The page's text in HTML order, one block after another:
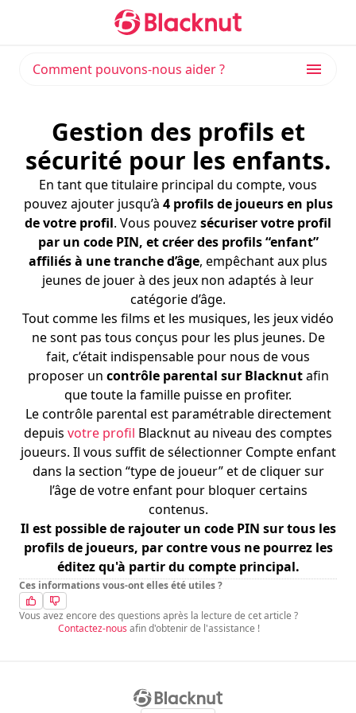
Comment pouvons-nous aider ?
Gestion des profils et
sécurité pour les enfants.
En tant que titulaire principal du compte, vous
pouvez ajouter jusqu’à 4 profils de joueurs en plus
de votre profil. Vous pouvez sécuriser votre profil
par un code PIN, et créer des profils “enfant”
affiliés à une tranche d’âge, empêchant aux plus
jeunes de jouer à des jeux non adaptés à leur
catégorie d’âge.
Tout comme les films et les musiques, les jeux vidéo
ne sont pas tous conçus pour les plus jeunes. De
fait, c’était indispensable pour nous de vous
proposer un contrôle parental sur Blacknutafin
que toute la famille puisse en profiter.
Le contrôle parental est paramétrable directement
depuis votre profil Blacknut au niveau des comptes
joueurs. Il vous suffit de sélectionner Compte enfant
dans la section “type de joueur” et de cliquer sur
l’âge de votre enfant pour bloquer certains
contenus.
Il est possible de rajouter un code PIN sur tous les
profils de joueurs, par contre vous ne pourrez les
éditez qu'à partir du compte principal.
Ces informations vous-ont elles été utiles ?
Vous avez encore des questions après la lecture de cet article ?
Contactez-nous afin d'obtenir de l'assistance !